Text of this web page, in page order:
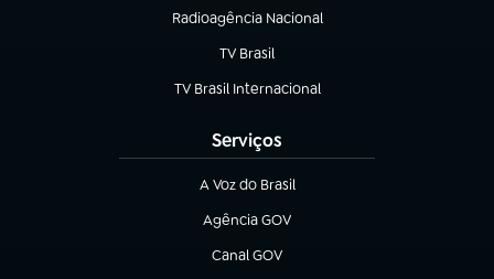
Radioagência Nacional
(abre em nova aba)
TV Brasil
(abre em nova aba)
TV Brasil Internacional
(abre em nova aba)
Serviços
A Voz do Brasil
(abre em nova aba)
Agência GOV
(abre em nova aba)
Canal GOV
(abre em nova aba)